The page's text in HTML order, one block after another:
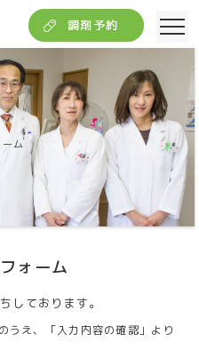
調剤予約
ム
フォーム
しております。
うえ、「入力内容の確認」より